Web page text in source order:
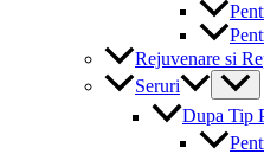
Rejuvenare si
Seruri
Menu
Toggle
Dupa Tip